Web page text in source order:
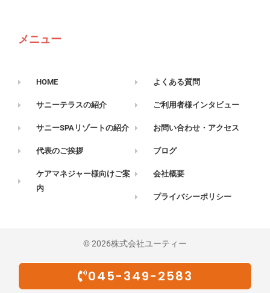
メニュー
HOME
サニーテラスの紹介
サニーSPAリゾートの紹介
代表のご挨拶
ケアマネジャー様向けご案
内
よくある質問
ご利用者様インタビュー
お問い合わせ・アクセス
ブログ
会社概要
プライバシーポリシー
© 2026株式会社ユーティー
045-349-2583